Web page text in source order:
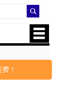
！